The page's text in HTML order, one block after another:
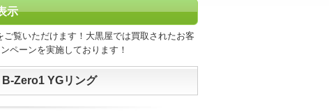
示
覧いただけます！大黒屋では買取されたお客
ペーンを実施しております！
Zero1 YGリング